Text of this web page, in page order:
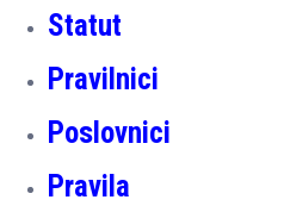
Statut
Pravilnici
Poslovnici
Pravila